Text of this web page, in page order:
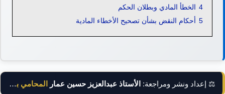
4 الخطأ المادي وبطلان الحكم
5 أحكام النقض بشأن تصحيح الأخطاء المادية
⚖️ إعداد ونشر ومراجعة: الأستاذ عبدالعزيز حسين عمار المحامي بالنقض